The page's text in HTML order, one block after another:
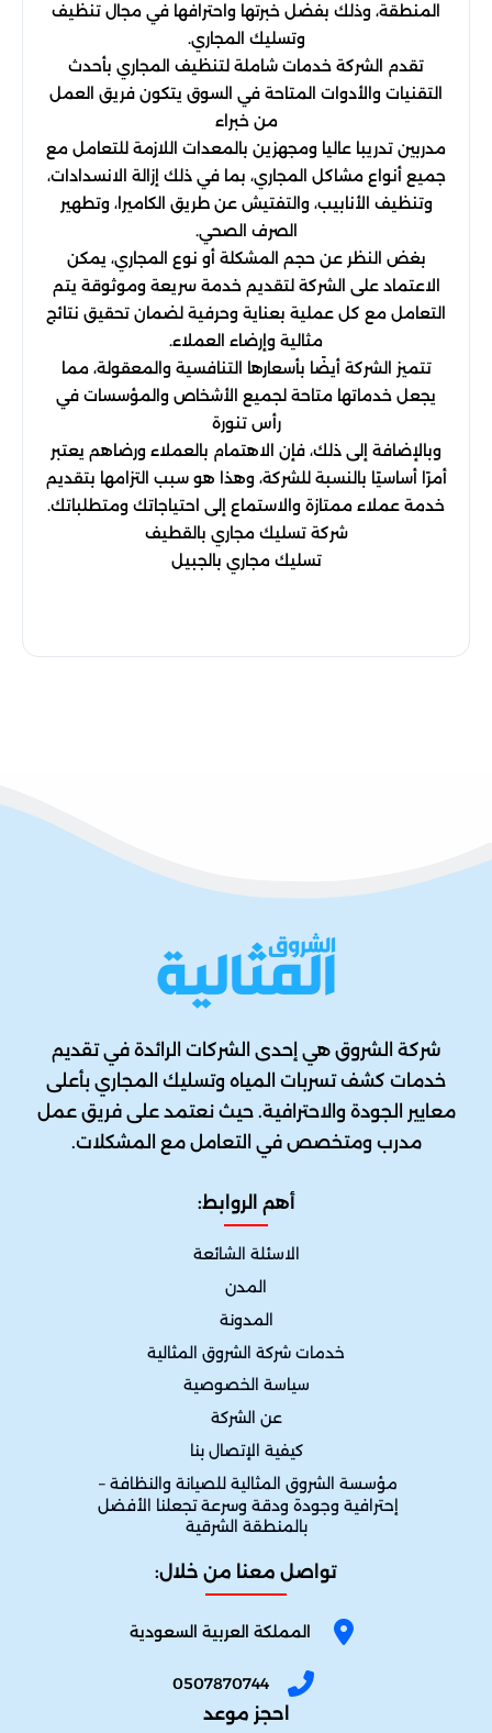
المنطقة، وذلك بفضل خبرتها واحترافها في مجال تنظيف
وتسليك المجاري.
تقدم الشركة خدمات شاملة لتنظيف المجاري بأحدث
التقنيات والأدوات المتاحة في السوق يتكون فريق العمل
من خبراء
مدربين تدريبا عاليا ومجهزين بالمعدات اللازمة للتعامل مع
جميع أنواع مشاكل المجاري، بما في ذلك إزالة الانسدادات،
وتنظيف الأنابيب، والتفتيش عن طريق الكاميرا، وتطهير
الصرف الصحي.
بغض النظر عن حجم المشكلة أو نوع المجاري، يمكن
الاعتماد على الشركة لتقديم خدمة سريعة وموثوقة يتم
التعامل مع كل عملية بعناية وحرفية لضمان تحقيق نتائج
مثالية وإرضاء العملاء.
تتميز الشركة أيضًا بأسعارها التنافسية والمعقولة، مما
يجعل خدماتها متاحة لجميع الأشخاص والمؤسسات في
رأس تنورة
وبالإضافة إلى ذلك، فإن الاهتمام بالعملاء ورضاهم يعتبر
أمرًا أساسيًا بالنسبة للشركة، وهذا هو سبب التزامها بتقديم
خدمة عملاء ممتازة والاستماع إلى احتياجاتك ومتطلباتك.
شركة تسليك مجاري بالقطيف
تسليك مجاري بالجبيل
شركة الشروق هي إحدى الشركات الرائدة في تقديم
خدمات كشف تسربات المياه وتسليك المجاري بأعلى
معايير الجودة والاحترافية. حيث نعتمد على فريق عمل
مدرب ومتخصص في التعامل مع المشكلات.
أهم الروابط:
الاسئلة الشائعة
المدن
المدونة
خدمات شركة الشروق المثالية
سياسة الخصوصية
عن الشركة
كيفية الإتصال بنا
بالمنطقة الشرقية
تواصل معنا من خلال:
المملكة العربية السعودية
0507870744
احجز موعد